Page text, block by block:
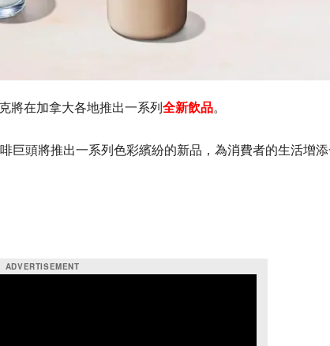
將在加拿大各地推出一系列 全新飲品。
巨頭將推出一系列色彩繽紛的新品，為消費者的生活增